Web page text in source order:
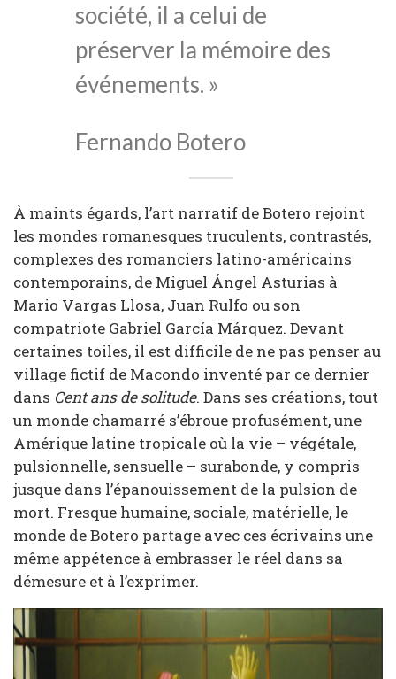
société, il a celui de
préserver la mémoire des
événements. »
Fernando Botero
À maints égards, l’art narratif de Botero rejoint
les mondes romanesques truculents, contrastés,
complexes des romanciers latino-américains
contemporains, de Miguel Ángel Asturias à
Mario Vargas Llosa, Juan Rulfo ou son
compatriote Gabriel García Márquez. Devant
certaines toiles, il est difficile de ne pas penser au
village fictif de Macondo inventé par ce dernier
dans Cent ans de solitude. Dans ses créations, tout
un monde chamarré s’ébroue profusément, une
Amérique latine tropicale où la vie – végétale,
pulsionnelle, sensuelle – surabonde, y compris
jusque dans l’épanouissement de la pulsion de
mort. Fresque humaine, sociale, matérielle, le
monde de Botero partage avec ces écrivains une
même appétence à embrasser le réel dans sa
démesure et à l’exprimer.